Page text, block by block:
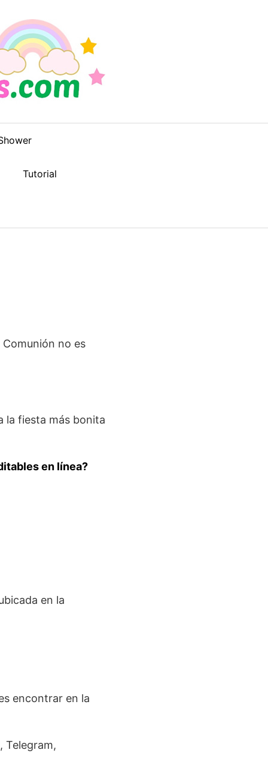
Tutorial
no es
la fiesta más bonita
en línea?
en la
encontrar en la
Telegram,